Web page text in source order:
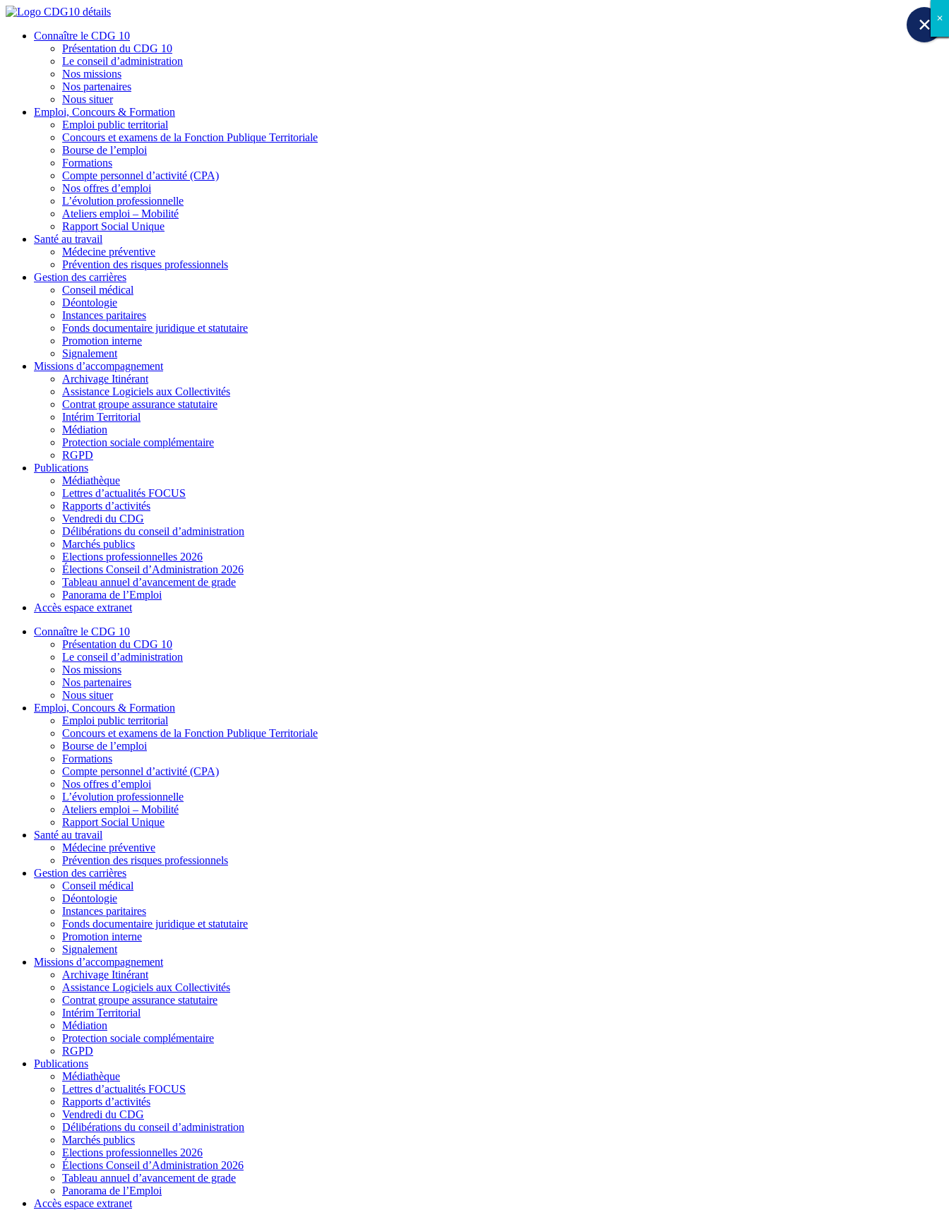
Connaître le CDG 10
Présentation du CDG 10
Le conseil d’administration
Nos missions
Nos partenaires
Nous situer
Emploi, Concours & Formation
Emploi public territorial
Concours et examens de la Fonction Publique Territoriale
Bourse de l’emploi
Formations
Compte personnel d’activité (CPA)
Nos offres d’emploi
L’évolution professionnelle
Ateliers emploi – Mobilité
Rapport Social Unique
Santé au travail
Médecine préventive
Prévention des risques professionnels
Gestion des carrières
Conseil médical
Déontologie
Instances paritaires
Fonds documentaire juridique et statutaire
Promotion interne
Signalement
Missions d’accompagnement
Archivage Itinérant
Assistance Logiciels aux Collectivités
Contrat groupe assurance statutaire
Intérim Territorial
Médiation
Protection sociale complémentaire
RGPD
Publications
Médiathèque
Lettres d’actualités FOCUS
Rapports d’activités
Vendredi du CDG
Délibérations du conseil d’administration
Marchés publics
Elections professionnelles 2026
Élections Conseil d’Administration 2026
Tableau annuel d’avancement de grade
Panorama de l’Emploi
Accès espace extranet
Connaître le CDG 10
Présentation du CDG 10
Le conseil d’administration
Nos missions
Nos partenaires
Nous situer
Emploi, Concours & Formation
Emploi public territorial
Concours et examens de la Fonction Publique Territoriale
Bourse de l’emploi
Formations
Compte personnel d’activité (CPA)
Nos offres d’emploi
L’évolution professionnelle
Ateliers emploi – Mobilité
Rapport Social Unique
Santé au travail
Médecine préventive
Prévention des risques professionnels
Gestion des carrières
Conseil médical
Déontologie
Instances paritaires
Fonds documentaire juridique et statutaire
Promotion interne
Signalement
Missions d’accompagnement
Archivage Itinérant
Assistance Logiciels aux Collectivités
Contrat groupe assurance statutaire
Intérim Territorial
Médiation
Protection sociale complémentaire
RGPD
Publications
Médiathèque
Lettres d’actualités FOCUS
Rapports d’activités
Vendredi du CDG
Délibérations du conseil d’administration
Marchés publics
Elections professionnelles 2026
Élections Conseil d’Administration 2026
Tableau annuel d’avancement de grade
Panorama de l’Emploi
Accès espace extranet
✕ ✕
✕
✕
✕
✕
✕
✕
✕